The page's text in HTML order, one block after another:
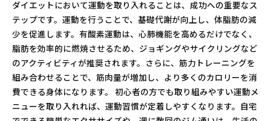
ダイエットにおいて運動を取り入れることは、成功への重要なス
テップです。運動を行うことで、基礎代謝が向上し、体脂肪の減
少を促進します。有酸素運動は、心肺機能を高めるだけでなく、
脂肪を効率的に燃焼させるため、ジョギングやサイクリングなど
のアクティビティが推奨されます。さらに、筋力トレーニングを
組み合わせることで、筋肉量が増加し、より多くのカロリーを消
費できる身体になります。 初心者の方でも取り組みやすい運動メ
ニューを取り入れれば、運動習慣が定着しやすくなります。自宅